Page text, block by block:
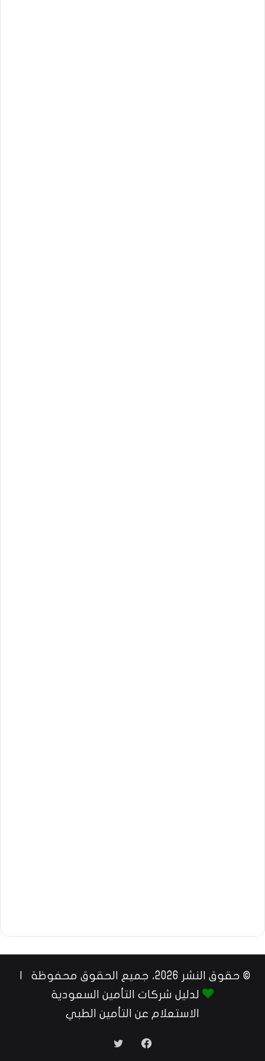
© حقوق النشر 2026، جميع الحقوق محفوظة |
لدليل شركات التأمين السعودية
الاستعلام عن التأمين الطبي
فيسبوك